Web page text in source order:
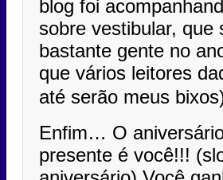
blog foi
sobre vestibular, que
bastante gente no
que vários leitores
até serão meus
Enfim… O
presente é você!!!